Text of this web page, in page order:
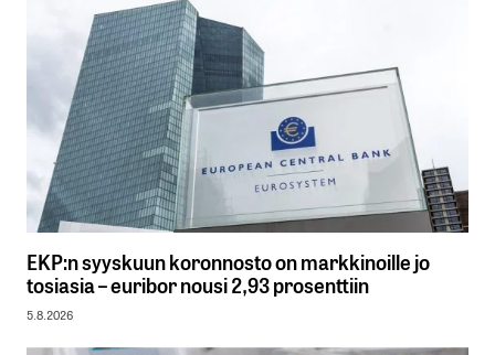
EKP:n syyskuun koronnosto on markkinoille jo
tosiasia – euribor nousi 2,93 prosenttiin
5.8.2026